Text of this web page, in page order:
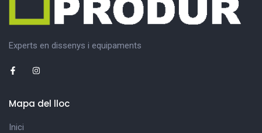
Experts en dissenys i equipaments
Mapa del lloc
Inici